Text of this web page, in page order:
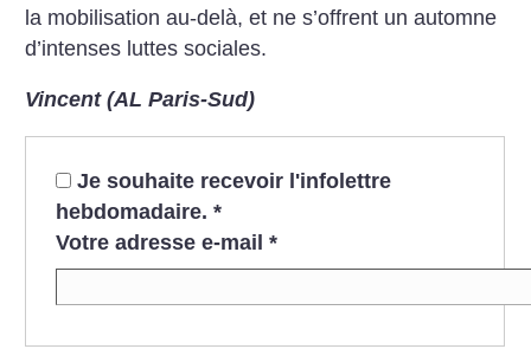
la mobilisation au-delà, et ne s’offrent un automne
d’intenses luttes sociales.
Vincent (AL Paris-Sud)
Je souhaite recevoir l'infolettre
hebdomadaire. *
Votre adresse e-mail *